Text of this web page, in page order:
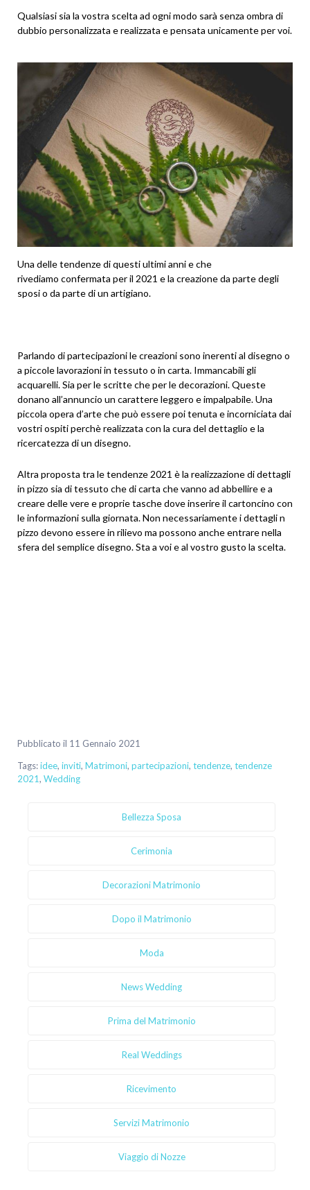
Qualsiasi sia la vostra scelta ad ogni modo sarà senza ombra di
dubbio personalizzata e realizzata e pensata unicamente per voi.
Una delle tendenze di questi ultimi anni e che
rivediamo confermata per il 2021 e la creazione da parte degli
sposi o da parte di un artigiano.
Parlando di partecipazioni le creazioni sono inerenti al disegno o
a piccole lavorazioni in tessuto o in carta. Immancabili gli
acquarelli. Sia per le scritte che per le decorazioni. Queste
donano all’annuncio un carattere leggero e impalpabile. Una
piccola opera d’arte che può essere poi tenuta e incorniciata dai
vostri ospiti perchè realizzata con la cura del dettaglio e la
ricercatezza di un disegno.
Altra proposta tra le tendenze 2021 è la realizzazione di dettagli
in pizzo sia di tessuto che di carta che vanno ad abbellire e a
creare delle vere e proprie tasche dove inserire il cartoncino con
le informazioni sulla giornata. Non necessariamente i dettagli n
pizzo devono essere in rilievo ma possono anche entrare nella
sfera del semplice disegno. Sta a voi e al vostro gusto la scelta.
Pubblicato il 11 Gennaio 2021
Tags:idee, inviti, Matrimoni, partecipazioni, tendenze, tendenze
2021, Wedding
Bellezza Sposa
Cerimonia
Decorazioni Matrimonio
Dopo il Matrimonio
Moda
News Wedding
Prima del Matrimonio
Real Weddings
Ricevimento
Servizi Matrimonio
Viaggio di Nozze